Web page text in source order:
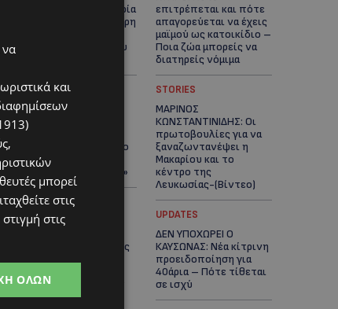
συγκλονιστική ιστορία
του 12χρονου Δημήτρη
12.500 ευρώ που του
επιτρέπεται και πότε
απαγορεύεται να έχεις
μαϊμού ως κατοικίδιο –
Ποια ζώα μπορείς να
διατηρείς νόμιμα
UPDATES
ΧΩΡΙΣ ΣΩΣΣΙΒΙΟ Η
ΘΑΛΑΣΣΙΑ ΣΥΝΔΕΣΗ
ΚΥΠΡΟΥ-ΕΛΛΑΔΑΣ:
«Χωρίς επιδότηση το
πλοίο δεν θα
ξανασηκώσει άγκυρα»
STORIES
ΜΑΡΙΝΟΣ
ΚΩΝΣΤΑΝΤΙΝΙΔΗΣ: Οι
πρωτοβουλίες για να
ξαναζωντανέψει η
Μακαρίου και το
κέντρο της
Λευκωσίας-(Βίντεο)
UPDATES
ΛΕΥΚΩΣΙΑ: Χειροπέδες
να παραπλάνησε την
Αστυνομία
UPDATES
ΔΕΝ ΥΠΟΧΩΡΕΙ Ο
ΚΑΥΣΩΝΑΣ: Νέα κίτρινη
προειδοποίηση για
40άρια – Πότε τίθεται
σε ισχύ
να
και
μπορεί
στις
στις
ΌΛΩΝ